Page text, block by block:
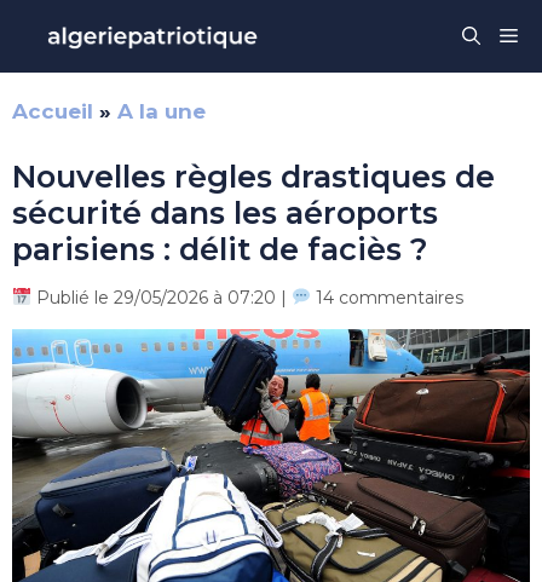
contenu
Accueil » A la une
Nouvelles règles drastiques de
sécurité dans les aéroports
parisiens : délit de faciès ?
Publié le 29/05/2026 à 07:20 | 14 commentaires